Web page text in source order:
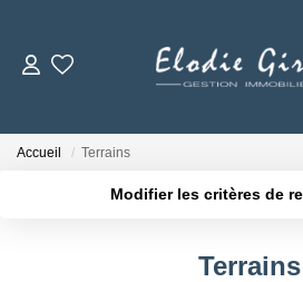
Accueil Terrains
Modifier les critères de
Terrains